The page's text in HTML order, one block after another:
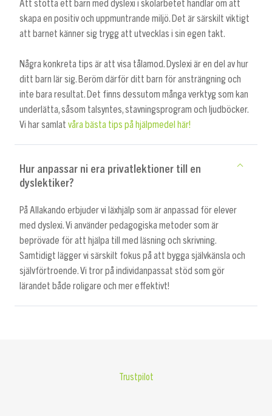
Att stötta ett barn med dyslexi i skolarbetet handlar om att
skapa en positiv och uppmuntrande miljö. Det är särskilt viktigt
att barnet känner sig trygg att utvecklas i sin egen takt.
Några konkreta tips är att visa tålamod. Dyslexi är en del av hur
ditt barn lär sig. Beröm därför ditt barn för ansträngning och
inte bara resultat. Det finns dessutom många verktyg som kan
underlätta, såsom talsyntes, stavningsprogram och ljudböcker.
Vi har samlat våra bästa tips på hjälpmedel här!
Hur anpassar ni era privatlektioner till en
dyslektiker?
På Allakando erbjuder vi läxhjälp som är anpassad för elever
med dyslexi. Vi använder pedagogiska metoder som är
beprövade för att hjälpa till med läsning och skrivning.
Samtidigt lägger vi särskilt fokus på att bygga självkänsla och
självförtroende. Vi tror på individanpassat stöd som gör
lärandet både roligare och mer effektivt!
Trustpilot